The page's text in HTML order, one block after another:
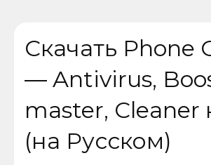
Скачать Phone
— Antivirus,
master,
(на Русском)